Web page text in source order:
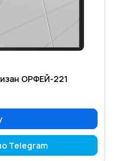
ОРФЕЙ-221
Telegram